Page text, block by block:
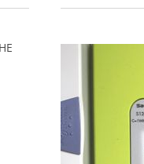
compteurs
«
Linky